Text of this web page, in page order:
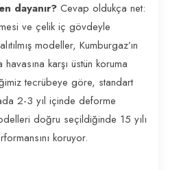
dayanır? Cevap oldukça net:
ve çelik iç gövdeyle
modeller, Kumburgaz’ın
karşı üstün koruma
tecrübeye göre, standart
2-3 yıl içinde deforme
doğru seçildiğinde 15 yılı
koruyor.